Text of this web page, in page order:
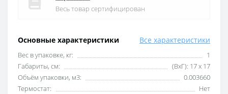
Основные характеристики Все характеристики
Вес в упаковке, кг:
1
Габариты, см:
(ВхГ): 17 х 17
Объём упаковки, м3:
0.003660
Термостат:
Нет
Весь товар сертифицирован